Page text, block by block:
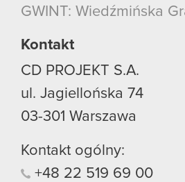
GWINT: Wiedźmińska
Kontakt
CD PROJEKT S.A.
ul. Jagiellońska 74
03-301 Warszawa
Kontakt ogólny:
+48 22 519 69 00